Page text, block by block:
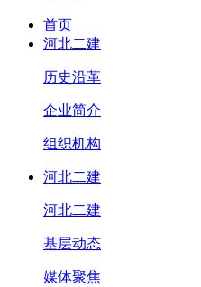
首页
河北二建
历史沿革
企业简介
组织机构
河北二建
河北二建
基层动态
媒体聚焦